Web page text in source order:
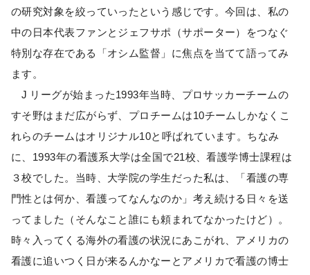
の研究対象を絞っていったという感じです。今回は、私の
中の日本代表ファンとジェフサポ（サポーター）をつなぐ
特別な存在である「オシム監督」に焦点を当てて語ってみ
ます。
J リーグが始まった1993年当時、プロサッカーチームの
すそ野はまだ広がらず、プロチームは10チームしかなくこ
れらのチームはオリジナル10と呼ばれています。ちなみ
に、1993年の看護系大学は全国で21校、看護学博士課程は
３校でした。当時、大学院の学生だった私は、「看護の専
門性とは何か、看護ってなんなのか」考え続ける日々を送
ってました（そんなこと誰にも頼まれてなかったけど）。
時々入ってくる海外の看護の状況にあこがれ、アメリカの
看護に追いつく日が来るんかなーとアメリカで看護の博士